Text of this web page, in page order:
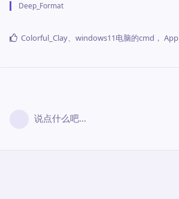
Deep_Format
Colorful_Clay、 windows11电脑的cmd ， App
说点什么吧...